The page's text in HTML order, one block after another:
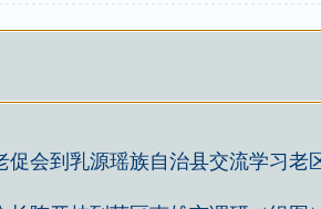
促会到乳源瑶族自治县交流学习老